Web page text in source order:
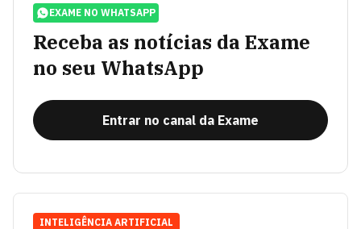
EXAME NO WHATSAPP
Receba as notícias da Exame
no seu WhatsApp
Entrar no canal da Exame
INTELIGÊNCIA ARTIFICIAL